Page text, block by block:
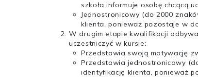
szkoła informuje osobę chcącą
Jednostronicowy (do 2000
klienta, ponieważ pozostaje w
W drugim etapie kwalifikacji
uczestniczyć w kursie:
Przedstawia swoją motywację
Przedstawia jednostronicowy
identyfikację klienta, ponieważ